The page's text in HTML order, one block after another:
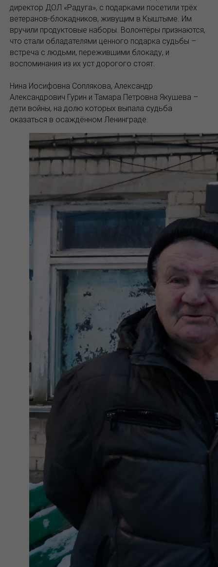
директор ДОЛ «Радуга», с подарками посетили трёх
ветеранов-блокадников, живущим в Кыштыме. Им
вручили продуктовые наборы. Волонтёры признаются,
что стали обладателями ценного подарка судьбы –
встреча с людьми, пережившими блокаду, и
воспоминания из их уст дорогого стоят.
Нина Иосифовна Соплякова, Александр
Александрович Гурин и Тамара Петровна Якушева –
дети войны, на долю которых выпала судьба
оказаться в осаждённом Ленинграде.